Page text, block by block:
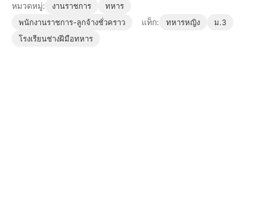
หมวดหมู่: งานราชการ
ทหาร
พนักงานราชการ-ลูกจ้างชั่วคราว
แท็ก: ทหารหญิง
ม.3
โรงเรียนช่างฝีมือทหาร